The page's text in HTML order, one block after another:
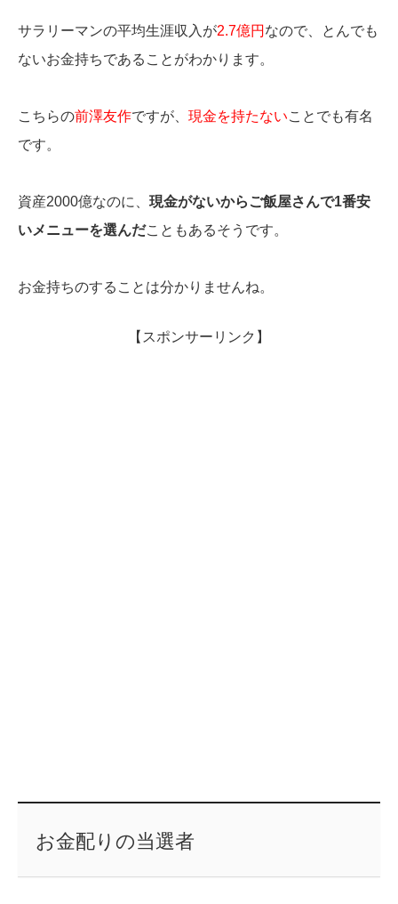
サラリーマンの平均生涯収入が2.7億円 なので、とんでも
ないお金持ちであることがわかります。
こちらの前澤友作ですが、 現金を持たないことでも有名
です。
資産2000億なのに、 現金がないからご飯屋さんで1番安
いメニューを選んだこともあるそうです。
お金持ちのすることは分かりませんね。
【スポンサーリンク】
お金配りの当選者